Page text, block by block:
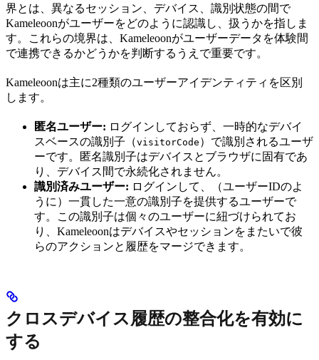
界とは、異なるセッション、デバイス、識別状態の間で
Kameleoonがユーザーをどのように認識し、扱うかを指しま
す。これらの境界は、Kameleoonがユーザーデータを体験間
で連携できるかどうかを判断するうえで重要です。
Kameleoonは主に2種類のユーザーアイデンティティを区別
します。
匿名ユーザー: ログインしておらず、一時的なデバイ
スベースの識別子（visitorCode ）で識別されるユーザ
ーです。匿名識別子はデバイスとブラウザに固有であ
り、デバイス間で永続化されません。
識別済みユーザー: ログインして、（ユーザーIDのよ
うに）一貫した一意の識別子を提供するユーザーで
す。この識別子は個々のユーザーに紐づけられてお
り、Kameleoonはデバイスやセッションをまたいで彼
らのアクションと履歴をマージできます。
クロスデバイス履歴の整合化を有効に
する